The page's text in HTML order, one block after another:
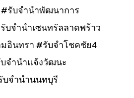
รับจำนำพัฒนาการ
บจำนำเซนทรัลลาดพร้าว
อินทรา #รับจำโชคชัย4
จำนำแจ้งวัฒนะ
บจำนำนนทบุรี